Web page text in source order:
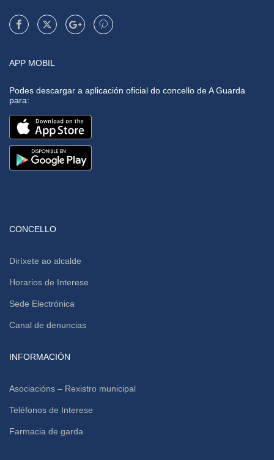
APP MOBIL
Podes descargar a aplicación oficial do concello de A Guarda
para:
CONCELLO
Diríxete ao alcalde
Horarios de Interese
Sede Electrónica
Canal de denuncias
INFORMACIÓN
Asociacións – Rexistro municipal
Teléfonos de Interese
Farmacia de garda